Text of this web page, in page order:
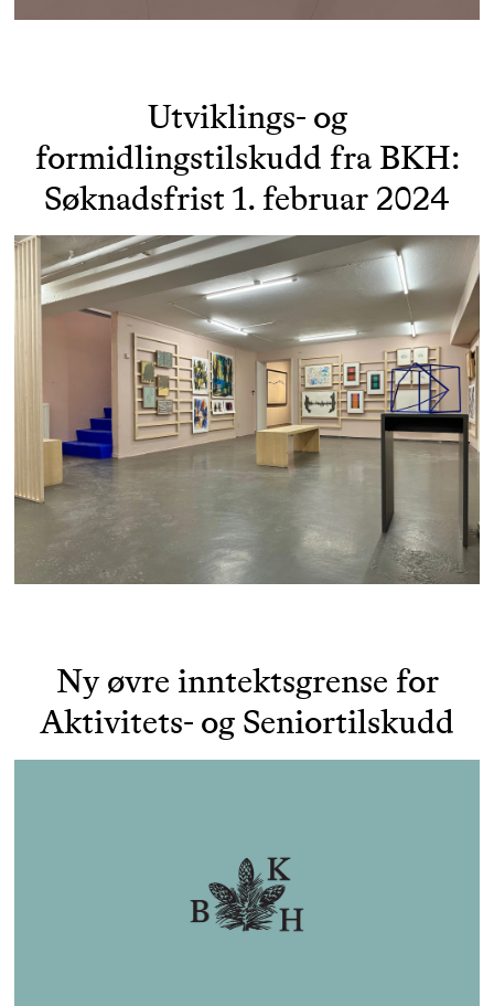
Utviklings- og
formidlingstilskudd fra BKH:
Søknadsfrist 1. februar 2024
Ny øvre inntektsgrense for
Aktivitets- og Seniortilskudd